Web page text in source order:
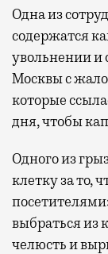
Современный
с собой не
А ожидание
не в
спокойно
активности
забронировать
Одна из
содержатся
увольнении и
Москвы с
которые
дня, чтобы
Одного из
клетку за то,
выбраться из
челюсть и